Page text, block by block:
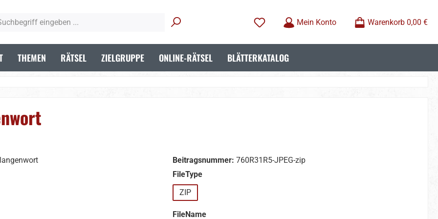
Mein Konto
Warenkorb 0,00 €
THEMEN RÄTSEL ZIELGRUPPE ONLINE-RÄTSEL BLÄTTERKATALOG
Beitragsnummer: 760R31R5-JPEG-zip
FileTypeauswählen
ZIP
FileNameauswählen